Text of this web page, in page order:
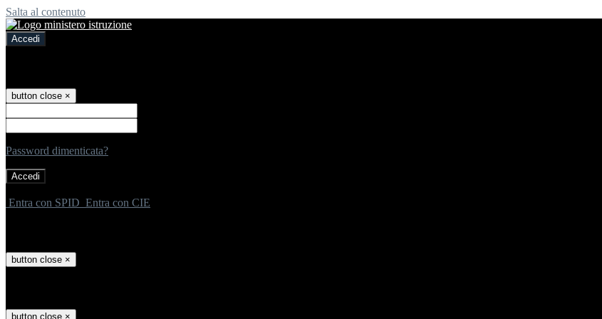
Salta al contenuto
Accedi
button close ×
Password dimenticata?
Entra con SPID Entra con CIE
button close ×
button close ×